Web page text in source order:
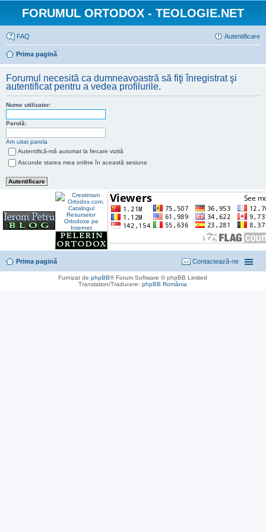
FORUMUL ORTODOX - TEOLOGIE.NET
FAQ Autentificare
Prima pagină
Forumul necesită ca dumneavoastră să fiţi înregistrat şi
autentificat pentru a vedea profilurile.
Nume utilizator:
Parolă:
Am uitat parola
Autentifică-mă automat la fiecare vizită
Ascunde starea mea online în această sesiune
Prima pagină Contactează-ne
Furnizat dephpBB® Forum Software © phpBB Limited
Translation/Traducere:phpBB România